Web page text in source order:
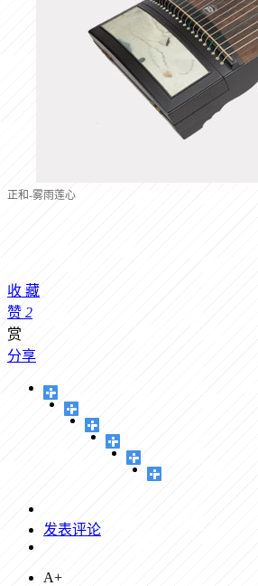
正和-雾雨莲心
收 藏
赞 2
赏
分享
发表评论
A+